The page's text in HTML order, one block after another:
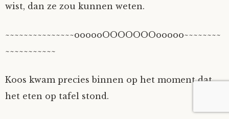
wist, dan ze zou kunnen weten.
~~~~~~~~~~~~~~~oooooOOOOOOOooooo~~~~~~~~
~~~~~~~~~~~
Koos kwam precies binnen op het moment dat
het eten op tafel stond.